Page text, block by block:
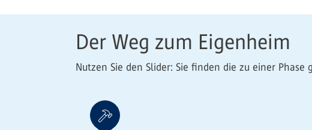
Der Weg zum Eigenheim
Nutzen Sie den Slider: Sie finden die zu einer